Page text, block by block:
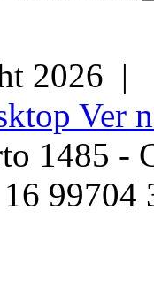
2026 |
Ver
1485 -
99704